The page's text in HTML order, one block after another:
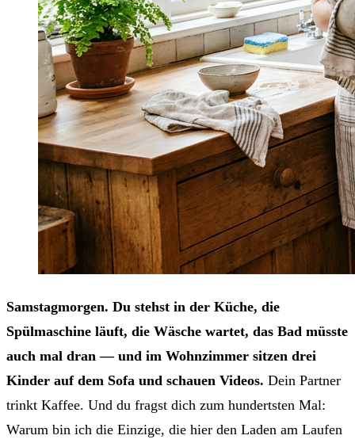
Samstagmorgen. Du stehst in der Küche, die
Spülmaschine läuft, die Wäsche wartet, das Bad müsste
auch mal dran — und im Wohnzimmer sitzen drei
Kinder auf dem Sofa und schauen Videos. Dein Partner
trinkt Kaffee. Und du fragst dich zum hundertsten Mal:
Warum bin ich die Einzige, die hier den Laden am Laufen